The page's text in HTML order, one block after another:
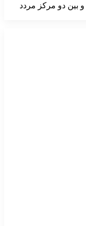
بین دو مرکز مردد